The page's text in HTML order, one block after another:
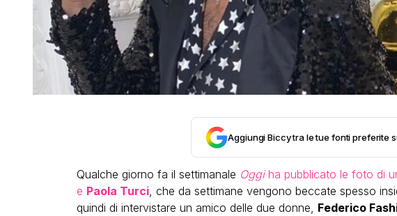
Aggiungi Biccy tra le tue fonti preferite
Qualche giorno fa il settimanale Oggiha pubblicato le foto di
e Paola Turci, che da settimane vengono beccate spesso
quindi di intervistare un amico delle due donne, Federico